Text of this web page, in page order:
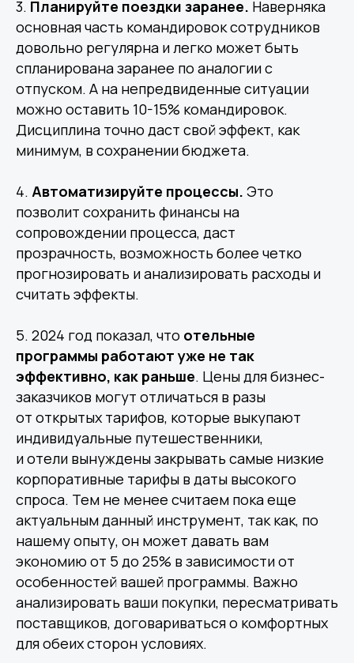
3. Планируйте поездки заранее. Наверняка
основная часть командировок сотрудников
довольно регулярна и легко может быть
спланирована заранее по аналогии с
отпуском. А на непредвиденные ситуации
можно оставить 10-15% командировок.
Дисциплина точно даст свой эффект, как
минимум, в сохранении бюджета.
4. Автоматизируйте процессы. Это
позволит сохранить финансы на
сопровождении процесса, даст
прозрачность, возможность более четко
прогнозировать и анализировать расходы и
считать эффекты.
5. 2024 год показал, что отельные
программы работают уже не так
эффективно, как раньше. Цены для бизнес-
заказчиков могут отличаться в разы
от открытых тарифов, которые выкупают
индивидуальные путешественники,
и отели вынуждены закрывать самые низкие
корпоративные тарифы в даты высокого
спроса. Тем не менее считаем пока еще
актуальным данный инструмент, так как, по
нашему опыту, он может давать вам
экономию от 5 до 25% в зависимости от
особенностей вашей программы. Важно
анализировать ваши покупки, пересматривать
поставщиков, договариваться о комфортных
для обеих сторон условиях.